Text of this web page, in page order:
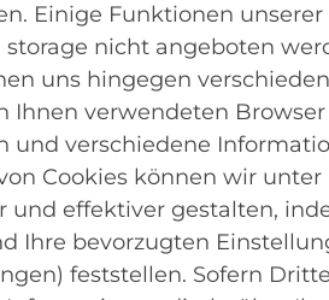
Einige Funktionen
storage nicht angeboten
uns hingegen
Ihnen verwendeten
und verschiedene
Cookies können wir
und effektiver gestalten,
Ihre bevorzugten
feststellen. Sofern